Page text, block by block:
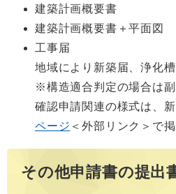
建築計画概要書
建築計画概要書＋平面図
工事届
地域により新築届、浄化
※構造適合判定の場合は
確認申請関連の様式は、
ページ ＜外部リンク＞ で
その他申請書の提出